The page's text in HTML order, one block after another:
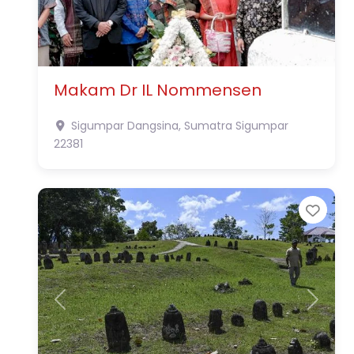
Makam Dr IL Nommensen
Sigumpar Dangsina, Sumatra Sigumpar
22381
Previous Next